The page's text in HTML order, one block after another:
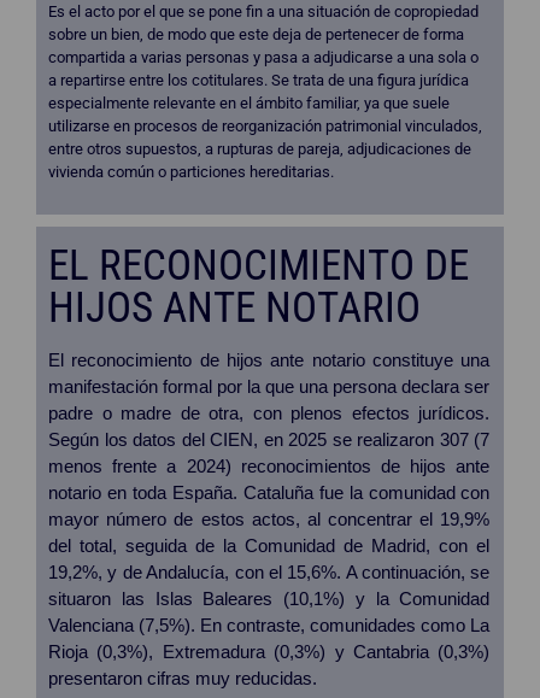
Es el acto por el que se pone fin a una situación de copropiedad
sobre un bien, de modo que este deja de pertenecer de forma
compartida a varias personas y pasa a adjudicarse a una sola o
a repartirse entre los cotitulares. Se trata de una figura jurídica
especialmente relevante en el ámbito familiar, ya que suele
utilizarse en procesos de reorganización patrimonial vinculados,
entre otros supuestos, a rupturas de pareja, adjudicaciones de
vivienda común o particiones hereditarias.
EL RECONOCIMIENTO DE
HIJOS ANTE NOTARIO
El reconocimiento de hijos ante notario constituye una
manifestación formal por la que una persona declara ser
padre o madre de otra, con plenos efectos jurídicos.
Según los datos del CIEN, en 2025 se realizaron 307 (7
menos frente a 2024) reconocimientos de hijos ante
notario en toda España. Cataluña fue la comunidad con
mayor número de estos actos, al concentrar el 19,9%
del total, seguida de la Comunidad de Madrid, con el
19,2%, y de Andalucía, con el 15,6%. A continuación, se
situaron las Islas Baleares (10,1%) y la Comunidad
Valenciana (7,5%). En contraste, comunidades como La
Rioja (0,3%), Extremadura (0,3%) y Cantabria (0,3%)
presentaron cifras muy reducidas.